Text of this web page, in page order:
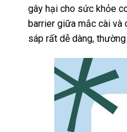
gây hại cho sức khỏe
barrier giữa mắc cài và
sáp rất dễ dàng,